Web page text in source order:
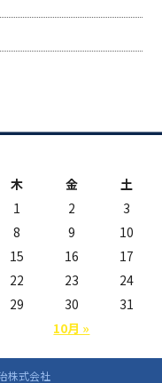
木 金 土
10月 »
1 2
3
8 9
10
15 16
17
22 23
24
29 30 31
株式会社